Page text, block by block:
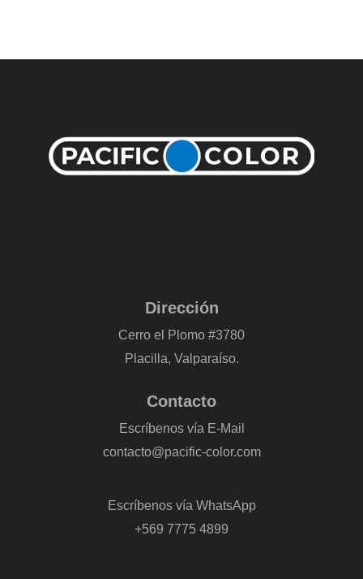
Dirección
Cerro el Plomo #3780
Placilla, Valparaíso.
Contacto
Escríbenos vía E-Mail
contacto@pacific-color.com
Escríbenos vía WhatsApp
+569 7775 4899